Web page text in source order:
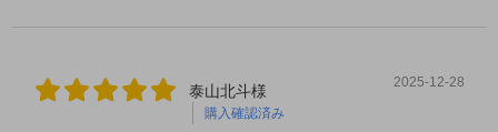
泰山北斗様
購入確認済み
2025-12-28